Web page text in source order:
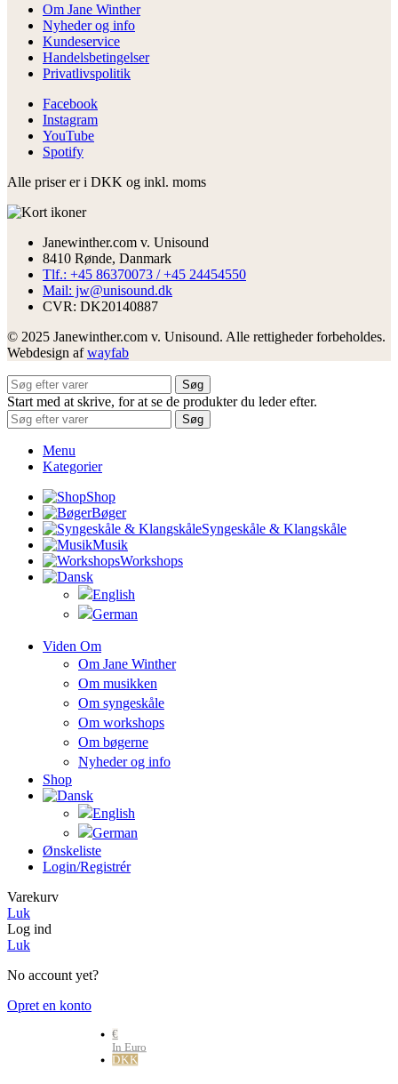
Om Jane Winther
Nyheder og info
Kundeservice
Handelsbetingelser
Privatlivspolitik
Facebook
Instagram
YouTube
Spotify
Alle priser er i DKK og inkl. moms
Janewinther.com v. Unisound
8410 Rønde, Danmark
Tlf.: +45 86370073 / +45 24454550
Mail: jw@unisound.dk
CVR: DK20140887
© 2025 Janewinther.com v. Unisound. Alle rettigheder forbeholdes.
Webdesign afwayfab
Søg
Start med at skrive, for at se de produkter du leder efter.
Søg
Menu
Kategorier
Shop
Bøger
Syngeskåle & Klangskåle
Musik
Workshops
Viden Om
Om Jane Winther
Om musikken
Om syngeskåle
Om workshops
Om bøgerne
Nyheder og info
Shop
Ønskeliste
Login/registrér
Varekurv
Luk
Log ind
Luk
No account yet?
Opret en konto
€
In Euro
DKK